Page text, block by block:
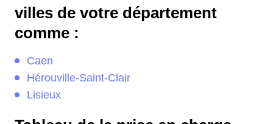
villes de votre département
comme :
Caen
Hérouville-Saint-Clair
Lisieux